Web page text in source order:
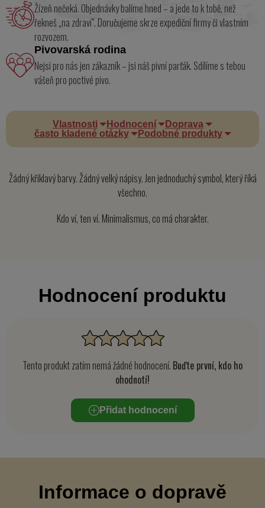
Žízeň nečeká. Objednávky balíme hned – a jede to k tobě, než
řekneš „na zdraví". Doručujeme skrze expediční firmy či vlastním
rozvozem.
Pivovarská rodina
Nejsi pro nás jen zákazník – jsi náš pivní parťák. Sdílíme s tebou
vášeň pro poctivé pivo.
Vlastnosti Hodnocení
Doprava
často kladené otázky
Podobné produkty
Žádný křiklavý barvy. Žádný velký nápisy. Jen jednoduchý symbol, který říká
všechno.
Kdo ví, ten ví. Minimalismus, co má charakter.
Hodnocení produktu
Tento produkt zatím nemá žádné hodnocení. Buďte první, kdo ho
ohodnotí!
Přidat hodnocení
Informace o dopravě